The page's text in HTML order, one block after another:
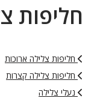
חליפות
חליפות צלילה ארוכות
חליפות צלילה קצרות
נעלי צלילה